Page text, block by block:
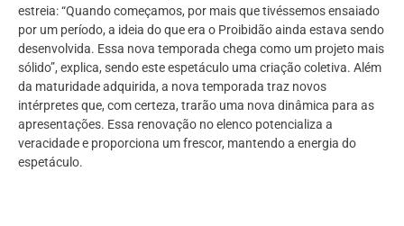
estreia: “Quando começamos, por mais que tivéssemos ensaiado
por um período, a ideia do que era o Proibidão ainda estava sendo
desenvolvida. Essa nova temporada chega como um projeto mais
sólido”, explica, sendo este espetáculo uma criação coletiva. Além
da maturidade adquirida, a nova temporada traz novos
intérpretes que, com certeza, trarão uma nova dinâmica para as
apresentações. Essa renovação no elenco potencializa a
veracidade e proporciona um frescor, mantendo a energia do
espetáculo.